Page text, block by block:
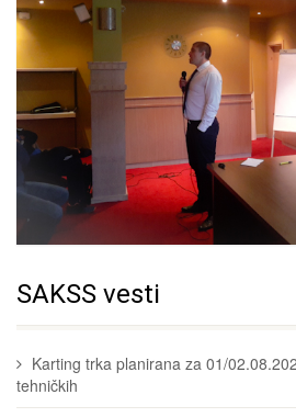
SAKSS vesti
Karting trka planirana za 01/
tehničkih